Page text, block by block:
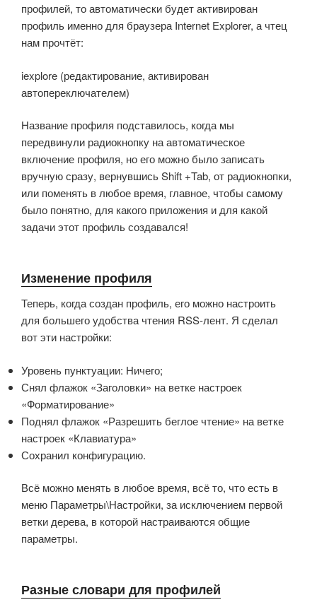
профилей, то автоматически будет активирован
профиль именно для браузера Internet Explorer, а чтец
нам прочтёт:
iexplore (редактирование, активирован
автопереключателем)
Название профиля подставилось, когда мы
передвинули радиокнопку на автоматическое
включение профиля, но его можно было записать
вручную сразу, вернувшись Shift +Tab, от радиокнопки,
или поменять в любое время, главное, чтобы самому
было понятно, для какого приложения и для какой
задачи этот профиль создавался!
Изменение профиля
Теперь, когда создан профиль, его можно настроить
для большего удобства чтения RSS-лент. Я сделал
вот эти настройки:
Уровень пунктуации: Ничего;
Снял флажок «Заголовки» на ветке настроек
«Форматирование»
Поднял флажок «Разрешить беглое чтение» на ветке
настроек «Клавиатура»
Сохранил конфигурацию.
Всё можно менять в любое время, всё то, что есть в
меню Параметры\Настройки, за исключением первой
ветки дерева, в которой настраиваются общие
параметры.
Разные словари для профилей